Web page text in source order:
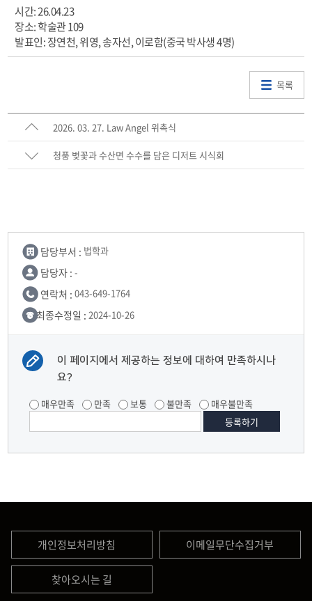
시간: 26.04.23
장소: 학술관 109
발표인: 장연천, 위영, 송자선, 이로함(중국 박사생 4명)
목록
2026. 03. 27. Law Angel 위촉식
청풍 벚꽃과 수산면 수수를 담은 디저트 시식회
담당부서 : 법학과
담당자 : -
연락처 : 043-649-1764
최종수정일 : 2024-10-26
이 페이지에서 제공하는 정보에 대하여 만족하시나
요?
매우만족 만족 보통 불만족 매우불만족
개인정보처리방침 이메일무단수집거부
찾아오시는 길